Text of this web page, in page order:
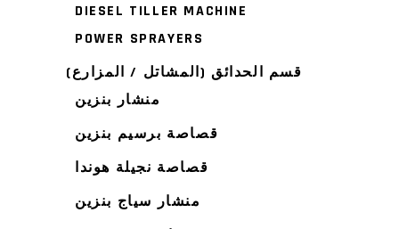
DIESEL TILLER MACHINE
POWER SPRAYERS
قسم الحدائق (المشاتل / المزارع)
منشار بنزين
قصاصة برسيم بنزين
قصاصة نجيلة هوندا
منشار سياج بنزين